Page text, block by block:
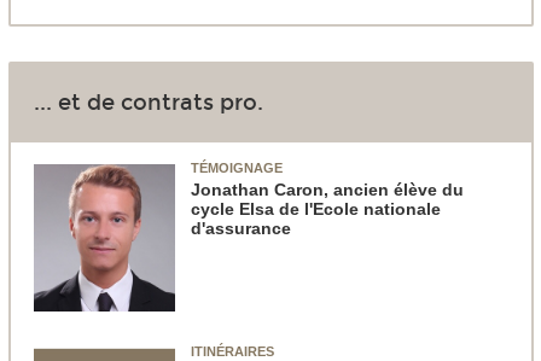
... et de contrats pro.
TÉMOIGNAGE
Jonathan Caron, ancien élève du
cycle Elsa de l'Ecole nationale
d'assurance
ITINÉRAIRES